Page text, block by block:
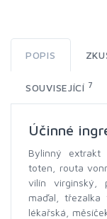
POPIS
SOUVISEJÍCÍ 7
Účinné
Bylinný extrakt
toten, routa
vilín virginský,
maďal, třezalka
lékařská,